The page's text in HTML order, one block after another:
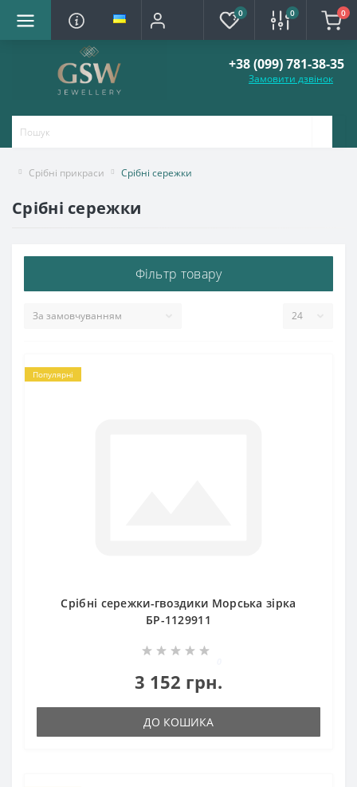
0 0 0
+38 (099) 781-38-35
Замовити дзвінок
Срібні прикраси Срібні сережки
Срібні сережки
Фільтр товару
Популярні
Срібні сережки-гвоздики Морська зірка
БР-1129911
3 152 грн.
ДО КОШИКА